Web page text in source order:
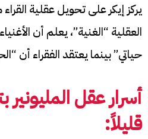
يركز إيكر على تحويل عقلية القراء
العقلية “الغنية”، يعلم أن
حياتي” بينما يعتقد الفقراء أن
أسرار عقل المليونير
قليلاً: